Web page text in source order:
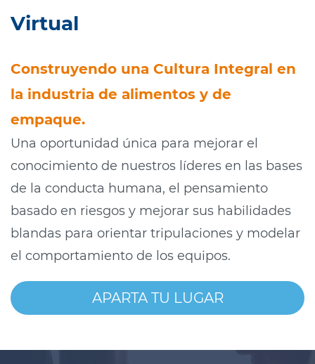
Virtual
Construyendo una Cultura Integral en
la industria de alimentos y de
empaque.
Una oportunidad única para mejorar el
conocimiento de nuestros líderes en las bases
de la conducta humana, el pensamiento
basado en riesgos y mejorar sus habilidades
blandas para orientar tripulaciones y modelar
el comportamiento de los equipos.
APARTA TU LUGAR